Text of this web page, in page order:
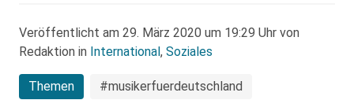
Veröffentlicht am 29. März 2020 um 19:29 Uhr von
Redaktion in International, Soziales
Themen #musikerfuerdeutschland